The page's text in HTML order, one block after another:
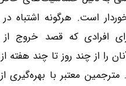
است. هرگونه اشتباه
افرادی که قصد خروج از
را از چند روز تا چند هفته
مترجمین معتبر با بهره‌گیری